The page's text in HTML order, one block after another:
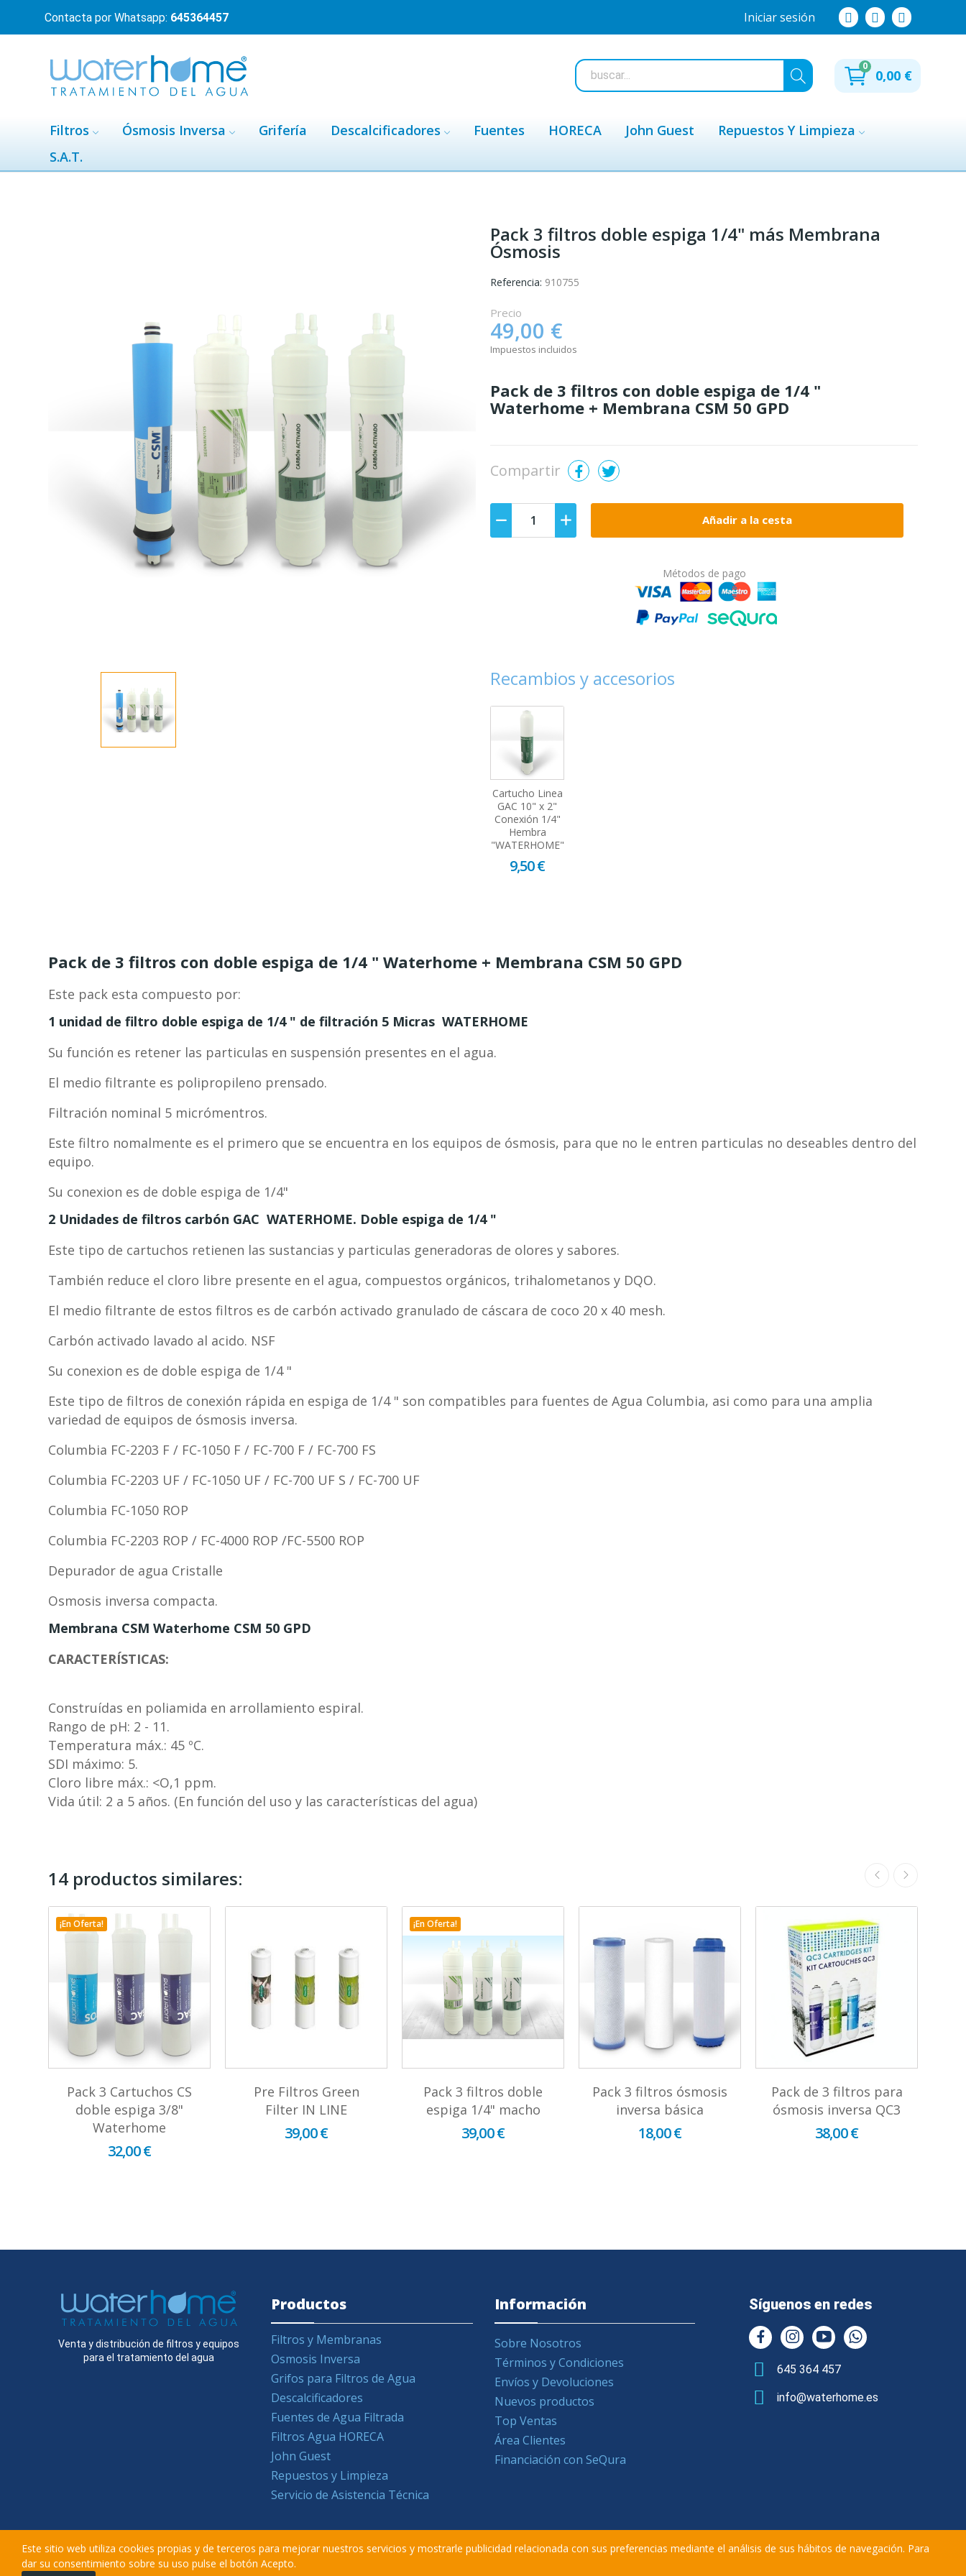
Contacta por Whatsapp: 645364457 Iniciar sesión
0,00 €
0
Filtros Ósmosis Inversa Grifería Descalcificadores Fuentes HORECA John Guest
Repuestos Y Limpieza
S.A.T.
Pack 3 filtros doble espiga 1/4" más Membrana
Ósmosis
Referencia: 910755
Precio
49,00 €
Impuestos incluidos
Pack de 3 filtros con doble espiga de 1/4 "
Waterhome + Membrana CSM 50 GPD
Compartir
Añadir a la cesta
Métodos de pago
Recambios y accesorios
Cartucho Linea
GAC 10" x 2"
Conexión 1/4"
Hembra
"WATERHOME"
9,50 €
Pack de 3 filtros con doble espiga de 1/4 " Waterhome + Membrana CSM 50 GPD
Este pack esta compuesto por:
1 unidad de filtro doble espiga de 1/4 " de filtración 5 Micras WATERHOME
Su función es retener las particulas en suspensión presentes en el agua.
El medio filtrante es polipropileno prensado.
Filtración nominal 5 micrómentros.
Este filtro nomalmente es el primero que se encuentra en los equipos de ósmosis, para que no le entren particulas no deseables dentro del
equipo.
Su conexion es de doble espiga de 1/4"
2 Unidades de filtros carbón GAC WATERHOME. Doble espiga de 1/4 "
Este tipo de cartuchos retienen las sustancias y particulas generadoras de olores y sabores.
También reduce el cloro libre presente en el agua, compuestos orgánicos, trihalometanos y DQO.
El medio filtrante de estos filtros es de carbón activado granulado de cáscara de coco 20 x 40 mesh.
Carbón activado lavado al acido. NSF
Su conexion es de doble espiga de 1/4 "
Este tipo de filtros de conexión rápida en espiga de 1/4 " son compatibles para fuentes de Agua Columbia, asi como para una amplia
variedad de equipos de ósmosis inversa.
Columbia FC-2203 F / FC-1050 F / FC-700 F / FC-700 FS
Columbia FC-2203 UF / FC-1050 UF / FC-700 UF S / FC-700 UF
Columbia FC-1050 ROP
Columbia FC-2203 ROP / FC-4000 ROP /FC-5500 ROP
Depurador de agua Cristalle
Osmosis inversa compacta.
Membrana CSM Waterhome CSM 50 GPD
CARACTERÍSTICAS:
Construídas en poliamida en arrollamiento espiral.
Rango de pH: 2 - 11.
Temperatura máx.: 45 ºC.
SDI máximo: 5.
Cloro libre máx.: <O,1 ppm.
Vida útil: 2 a 5 años. (En función del uso y las características del agua)
14 productos similares:
¡En Oferta!
Pack 3 Cartuchos CS
doble espiga 3/8"
Waterhome
32,00 €
Pre Filtros Green
Filter IN LINE
39,00 €
¡En Oferta!
Pack 3 filtros doble
espiga 1/4" macho
39,00 €
Pack 3 filtros ósmosis
inversa básica
18,00 €
Pack de 3 filtros para
ósmosis inversa QC3
38,00 €
Venta y distribución de filtros y equipos
para el tratamiento del agua
Productos
Filtros y Membranas
Osmosis Inversa
Grifos para Filtros de Agua
Descalcificadores
Fuentes de Agua Filtrada
Filtros Agua HORECA
John Guest
Repuestos y Limpieza
Servicio de Asistencia Técnica
Información
Sobre Nosotros
Términos y Condiciones
Envíos y Devoluciones
Nuevos productos
Top Ventas
Área Clientes
Financiación con SeQura
Síguenos en redes
645 364 457
info@waterhome.es
Este sitio web utiliza cookies propias y de terceros para mejorar nuestros servicios y mostrarle publicidad relacionada con sus preferencias mediante el análisis de sus hábitos de navegación. Para
dar su consentimiento sobre su uso pulse el botón Acepto.